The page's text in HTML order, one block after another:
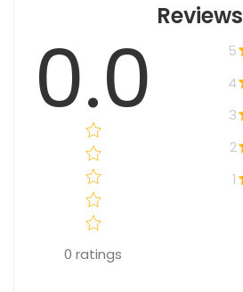
Reviews
0.0
0 ratings
5
4
3
2
1